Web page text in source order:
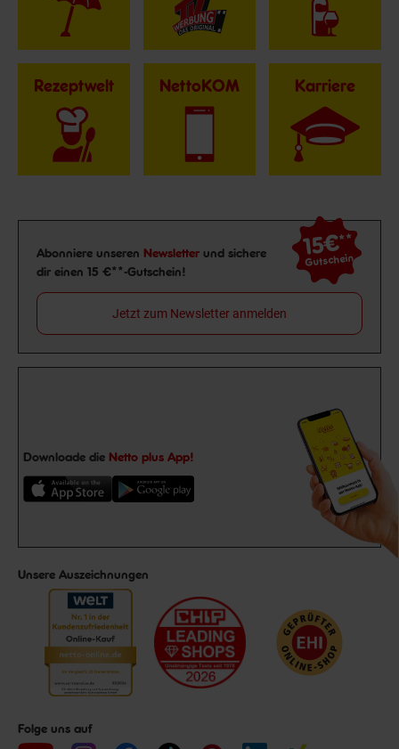
Rezeptwelt NettoKOM Karriere
Newsletter Anmeldung
Abonniere unseren Newsletter und sichere
dir einen 15 €**-Gutschein!
15€**
Gutschein
Jetzt zum Newsletter anmelden
Downloade die Netto plus App!
Unsere Auszeichnungen
Folge uns auf